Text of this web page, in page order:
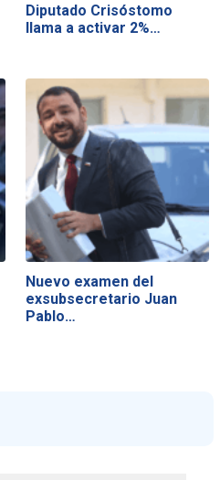
Diputado Crisóstomo
llama a activar 2%…
Nuevo examen del
exsubsecretario Juan
Pablo…